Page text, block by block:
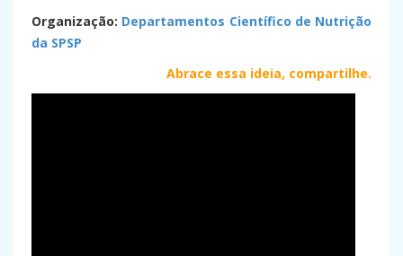
Organização: Departamentos Científico de Nutrição
da SPSP
Abrace essa ideia, compartilhe.